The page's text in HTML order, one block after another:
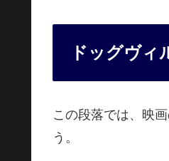
ドッグヴィ
この段落では、映
う。